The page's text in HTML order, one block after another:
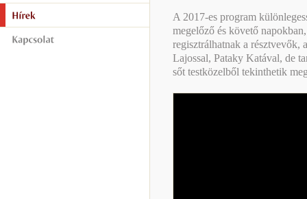
A 2017-es program
megelőző és követő
regisztrálhatnak a résztvevők,
Lajossal, Pataky Katával, de
sőt testközelből tekinthetik